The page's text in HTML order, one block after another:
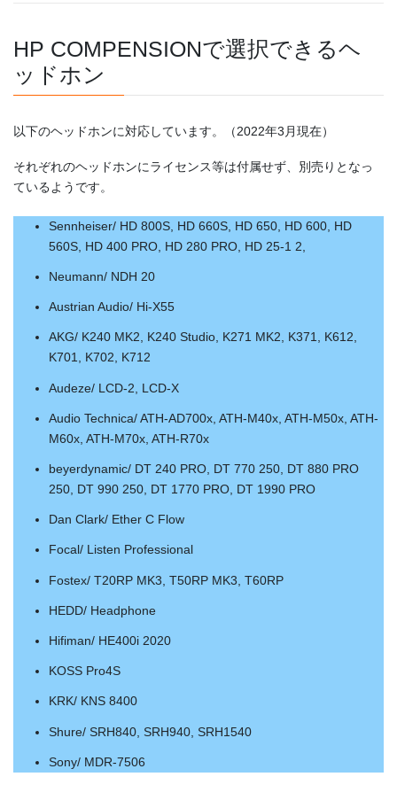
HP COMPENSIONで選択できるヘ
ッドホン
以下のヘッドホンに対応しています。（2022年3月現在）
それぞれのヘッドホンにライセンス等は付属せず、別売りとなっ
ているようです。
Sennheiser/ HD 800S, HD 660S, HD 650, HD 600, HD
560S, HD 400 PRO, HD 280 PRO, HD 25-1 2,
Neumann/ NDH 20
Austrian Audio/ Hi-X55
AKG/ K240 MK2, K240 Studio, K271 MK2, K371, K612,
K701, K702, K712
Audeze/ LCD-2, LCD-X
Audio Technica/ ATH-AD700x, ATH-M40x, ATH-M50x, ATH-
M60x, ATH-M70x, ATH-R70x
beyerdynamic/ DT 240 PRO, DT 770 250, DT 880 PRO
250, DT 990 250, DT 1770 PRO, DT 1990 PRO
Dan Clark/ Ether C Flow
Focal/ Listen Professional
Fostex/ T20RP MK3, T50RP MK3, T60RP
HEDD/ Headphone
Hifiman/ HE400i 2020
KOSS Pro4S
KRK/ KNS 8400
Shure/ SRH840, SRH940, SRH1540
Sony/ MDR-7506